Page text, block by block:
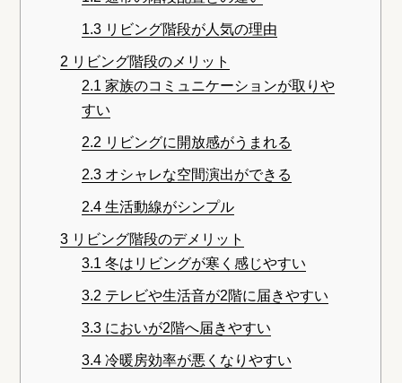
1.3リビング階段が人気の理由
2 リビング階段のメリット
2.1 家族のコミュニケーションが取りや
すい
2.2 リビングに開放感がうまれる
2.3オシャレな空間演出ができる
2.4生活動線がシンプル
3 リビング階段のデメリット
3.1 冬はリビングが寒く感じやすい
3.2 テレビや生活音が2階に届きやすい
3.3においが2階へ届きやすい
3.4冷暖房効率が悪くなりやすい